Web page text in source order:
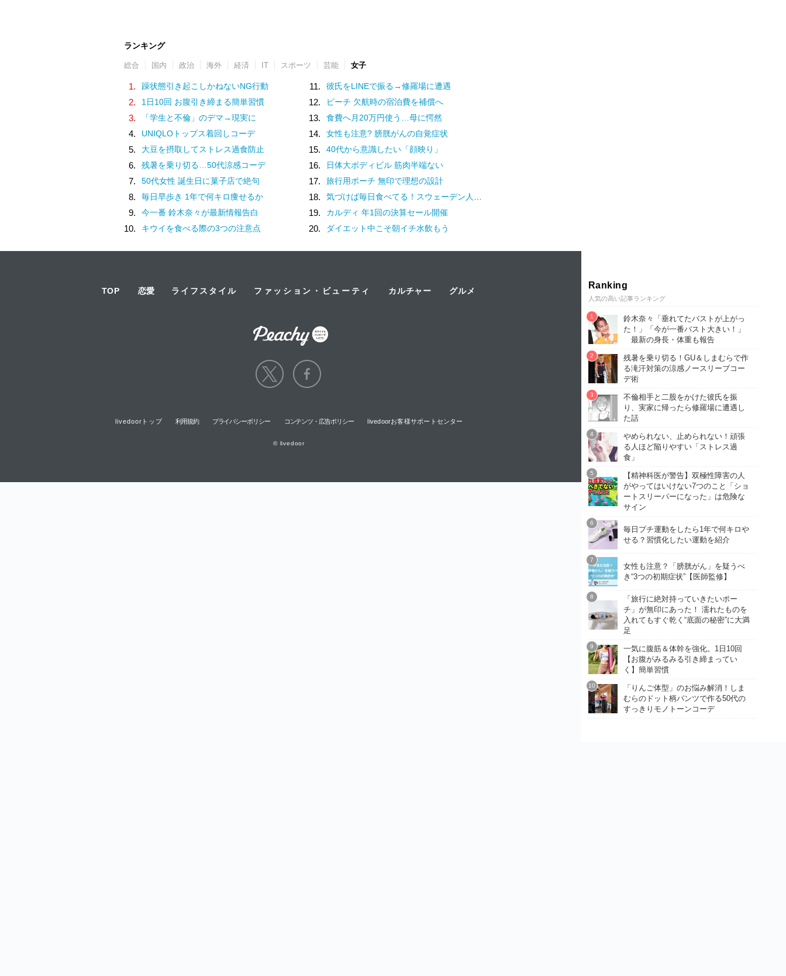
ランキング
総合 国内 政治 海外 経済 IT スポーツ 芸能 女子
1. 躁状態引き起こしかねないNG行動
2. 1日10回 お腹引き締まる簡単習慣
3. 「学生と不倫」のデマ→現実に
4. UNIQLOトップス着回しコーデ
5. 大豆を摂取してストレス過食防止
6. 残暑を乗り切る…50代涼感コーデ
7. 50代女性 誕生日に菓子店で絶句
8. 毎日早歩き 1年で何キロ痩せるか
9. 今一番 鈴木奈々が最新情報告白
10. キウイを食べる際の3つの注意点
11. 彼氏をLINEで振る→修羅場に遭遇
12. ピーチ 欠航時の宿泊費を補償へ
13. 食費へ月20万円使う…母に愕然
14. 女性も注意? 膀胱がんの自覚症状
15. 40代から意識したい「顔映り」
16. 日体大ボディビル 筋肉半端ない
17. 旅行用ポーチ 無印で理想の設計
18. 気づけば毎日食べてる！スウェーデン人漫画家がリピートし続ける日本の定番食
19. カルディ 年1回の決算セール開催
20. ダイエット中こそ朝イチ水飲もう
Ranking
人気の高い記事ランキング
鈴木奈々「垂れてたバストが上がっ
た！」「今が一番バスト大きい！」
最新の身長・体重も報告
残暑を乗り切る！GU＆しまむらで作
る滝汗対策の涼感ノースリーブコー
デ術
不倫相手と二股をかけた彼氏を振
り、実家に帰ったら修羅場に遭遇し
た話
やめられない、止められない！頑張
る人ほど陥りやすい「ストレス過
食」
【精神科医が警告】双極性障害の人
がやってはいけない7つのこと「ショ
ートスリーパーになった」は危険な
サイン
毎日プチ運動をしたら1年で何キロや
せる？習慣化したい運動を紹介
女性も注意？「膀胱がん」を疑うべ
き“3つの初期症状”【医師監修】
「旅行に絶対持っていきたいポー
チ」が無印にあった！ 濡れたものを
入れてもすぐ乾く“底面の秘密”に大満
足
一気に腹筋＆体幹を強化。1日10回
【お腹がみるみる引き締まってい
く】簡単習慣
「りんご体型」のお悩み解消！しま
むらのドット柄パンツで作る50代の
すっきりモノトーンコーデ
TOP 恋愛 ライフスタイル ファッション・ビューティ カルチャー グルメ
livedoorトップ 利用規約 プライバシーポリシー コンテンツ・広告ポリシー livedoorお客様サポートセンター
© livedoor